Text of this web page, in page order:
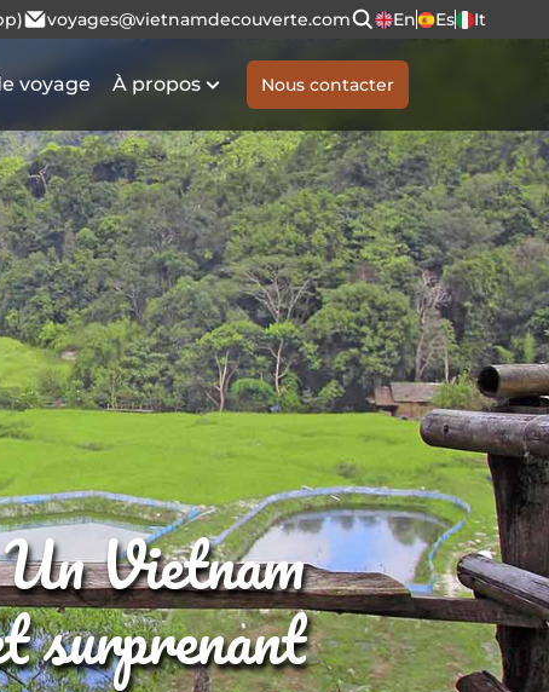
voyages@vietnamdecouverte.com En Es It
voyage À propos Nous contacter
Un Vietnam
surprenant